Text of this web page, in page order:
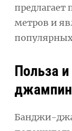
метров и
Польза
Банджи-